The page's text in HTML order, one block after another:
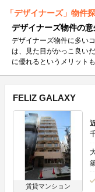
「デザイナーズ」物件
デザイナーズ物件の
デザイナーズ物件に多い
は、見た目がかっこ良い
に優れるというメリットも
FELIZ GALAXY
賃貸マンション